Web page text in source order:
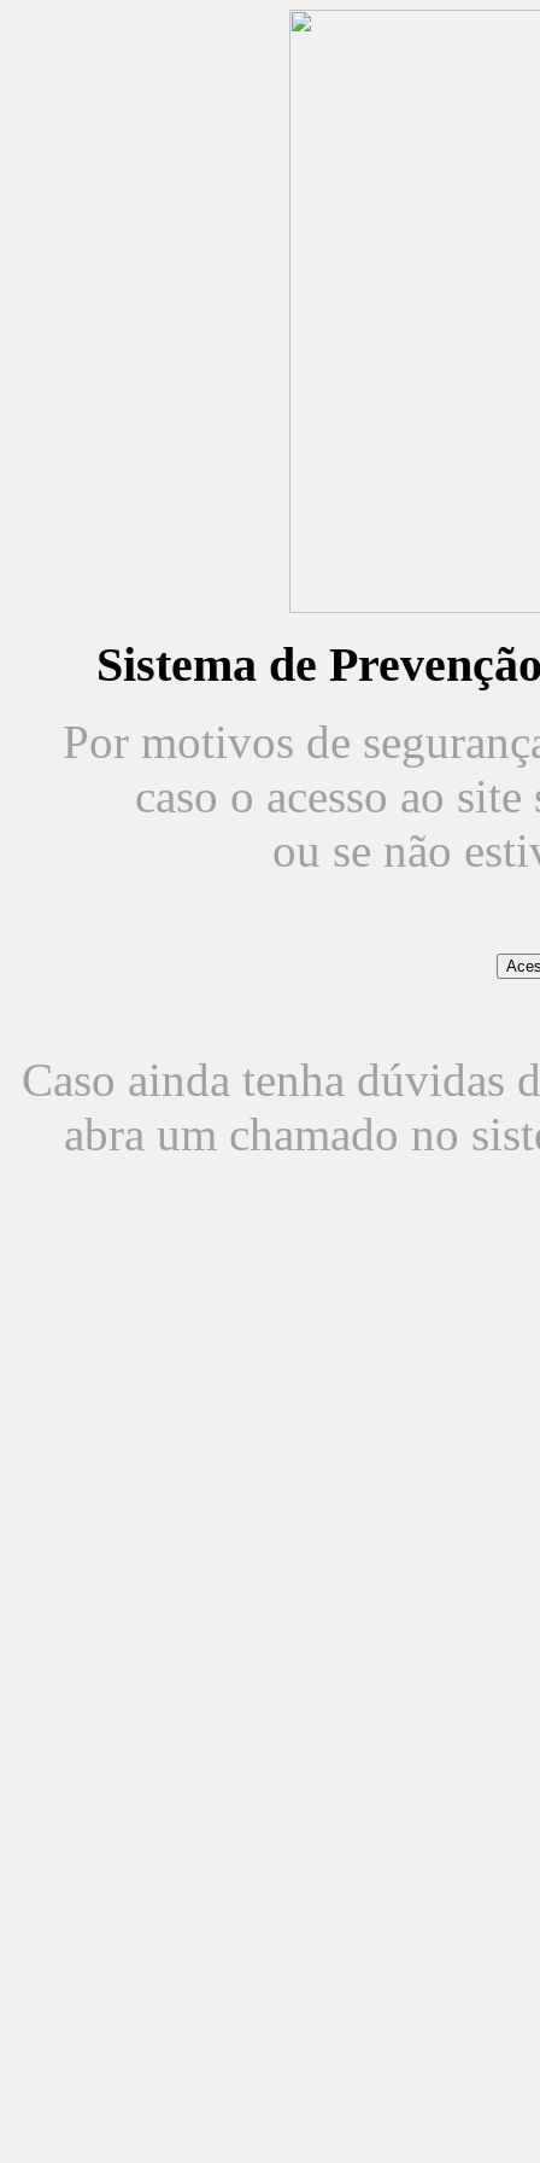
Sistema de
Por motivos de
caso o acesso ao
ou se não
Caso ainda tenha dúvidas
abra um chamado no